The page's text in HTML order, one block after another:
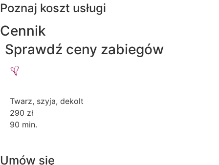
Poznaj koszt usługi
Cennik
Sprawdź ceny zabiegów
Twarz, szyja, dekolt
290 zł
90 min.
Umów się